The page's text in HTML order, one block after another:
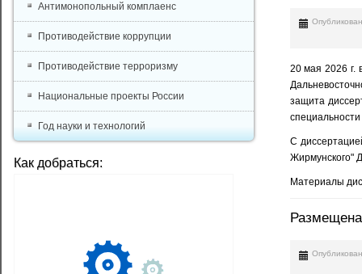
20 мая 2026 г.
защита
С
Жирмунского"
Материалы
Антимонопольный комплаенс
Противодействие коррупции
Противодействие терроризму
Национальные проекты России
Год науки и технологий
Как добраться: